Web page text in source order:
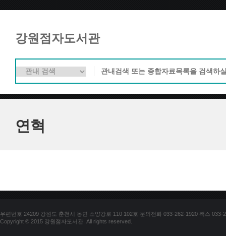
강원점자도서관
연혁
우편번호 24209 강원도 춘천시 동면 소양강로 110 102호 문의전화 033-262-1920 팩스 033-
Copyright © 2015 강원점자도서관. All rights reserved.